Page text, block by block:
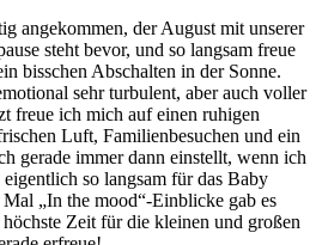
angekommen, der August mit unserer
steht bevor, und so langsam freue
bisschen Abschalten in der Sonne.
sehr turbulent, aber auch voller
freue ich mich auf einen ruhigen
Luft, Familienbesuchen und ein
gerade immer dann einstellt, wenn ich
so langsam für das Baby
„In the mood“-Einblicke gab es
Zeit für die kleinen und großen